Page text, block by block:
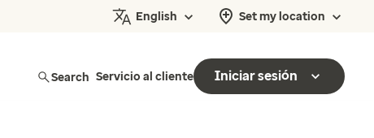
English Set my location
Search Servicio al cliente Iniciar sesión